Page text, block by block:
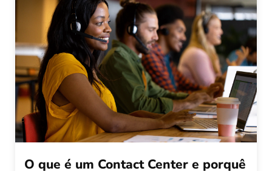
O que é um Contact Center e porquê